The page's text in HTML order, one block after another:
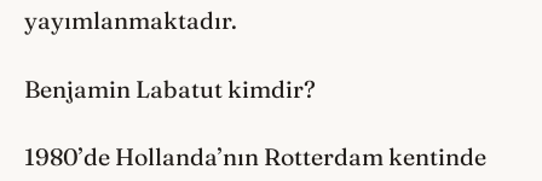
yayımlanmaktadır.
Benjamin Labatut kimdir?
1980’de Hollanda’nın Rotterdam kentinde